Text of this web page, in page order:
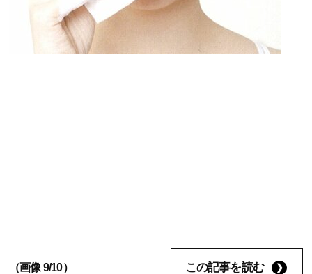
（画像 9/10） この記事を読む